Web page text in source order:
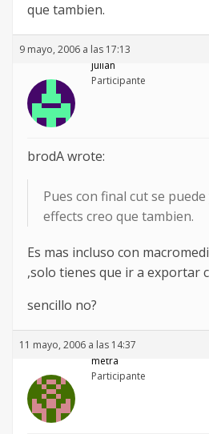
que tambien.
9 mayo, 2006 a las 17:13
julian
Participante
brodA wrote:
Pues con final cut se
effects creo que tambien.
Es mas incluso con
,solo tienes que ir a exportar
sencillo no?
11 mayo, 2006 a las 14:37
metra
Participante